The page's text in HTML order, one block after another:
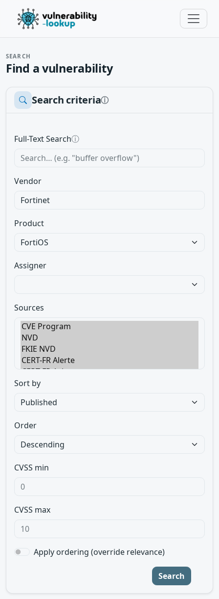
SEARCH
Find a vulnerability
Search criteriaⓘ
Full-Text Searchⓘ
Vendor
Product
Assigner
Sources
Sort by
Order
CVSS min
CVSS max
Apply ordering (override relevance)
Search